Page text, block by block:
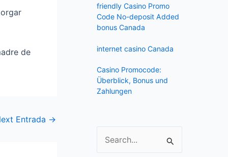
de
Entrada →
friendly Casino Promo
Code No-deposit Added
bonus Canada
internet casino Canada
Casino Promocode:
Überblick, Bonus und
Zahlungen